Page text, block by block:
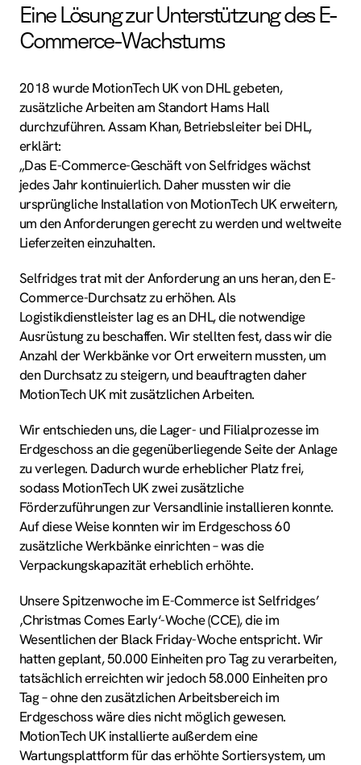
Eine Lösung zur Unterstützung des E-
Commerce-Wachstums
2018 wurde MotionTech UK von DHL gebeten,
zusätzliche Arbeiten am Standort Hams Hall
durchzuführen. Assam Khan, Betriebsleiter bei DHL,
erklärt:
„Das E-Commerce-Geschäft von Selfridges wächst
jedes Jahr kontinuierlich. Daher mussten wir die
ursprüngliche Installation von MotionTech UK erweitern,
um den Anforderungen gerecht zu werden und weltweite
Lieferzeiten einzuhalten.
Selfridges trat mit der Anforderung an uns heran, den E-
Commerce-Durchsatz zu erhöhen. Als
Logistikdienstleister lag es an DHL, die notwendige
Ausrüstung zu beschaffen. Wir stellten fest, dass wir die
Anzahl der Werkbänke vor Ort erweitern mussten, um
den Durchsatz zu steigern, und beauftragten daher
MotionTech UK mit zusätzlichen Arbeiten.
Wir entschieden uns, die Lager- und Filialprozesse im
Erdgeschoss an die gegenüberliegende Seite der Anlage
zu verlegen. Dadurch wurde erheblicher Platz frei,
sodass MotionTech UK zwei zusätzliche
Förderzuführungen zur Versandlinie installieren konnte.
Auf diese Weise konnten wir im Erdgeschoss 60
zusätzliche Werkbänke einrichten – was die
Verpackungskapazität erheblich erhöhte.
Unsere Spitzenwoche im E-Commerce ist Selfridges’
‚Christmas Comes Early‘-Woche (CCE), die im
Wesentlichen der Black Friday-Woche entspricht. Wir
hatten geplant, 50.000 Einheiten pro Tag zu verarbeiten,
tatsächlich erreichten wir jedoch 58.000 Einheiten pro
Tag – ohne den zusätzlichen Arbeitsbereich im
Erdgeschoss wäre dies nicht möglich gewesen.
MotionTech UK installierte außerdem eine
Wartungsplattform für das erhöhte Sortiersystem, um